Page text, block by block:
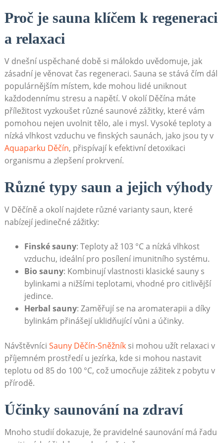
Proč ⁤je​ sauna klíčem k regeneraci
a relaxaci
V‌ dnešní⁤ uspěchané době si málokdo​ uvědomuje, jak
zásadní je věnovat čas‍ regeneraci. ​Sauna se stává ⁢čím dál
‌populárnějším místem, kde mohou lidé uniknout
každodennímu stresu a napětí.‍ V okolí Děčína ‍máte
příležitost vyzkoušet různé saunové zážitky,‌ které vám
pomohou nejen uvolnit tělo, ale i mysl. Vysoké teploty a
‌nízká‍ vlhkost vzduchu ve finských saunách, jako jsou ‍ty v
Aquaparku⁤ Děčín, přispívají k ⁤efektivní‌ detoxikaci
organismu a zlepšení⁣ prokrvení.
Různé typy ​saun a jejich výhody
V Děčíně a okolí najdete různé ⁣varianty ​saun, které
nabízejí jedinečné zážitky:
Finské sauny:‍ Teploty‍ až 103 °C a nízká‌ vlhkost
⁣vzduchu,‍ ideální pro posílení imunitního systému.
Bio ‌sauny:‌ Kombinují vlastnosti klasické sauny​ s
bylinkami a nižšími ‍teplotami, ⁣vhodné pro citlivější
jedince.
Herbal⁢ sauny: Zaměřují se na⁢ aromaterapii​ a díky
bylinkám⁣ přinášejí uklidňující vůni a účinky.
Návštěvníci Sauny Děčín-Sněžníksi mohou užít relaxaci‌ v
příjemném‌ prostředí u jezírka, kde si mohou ⁤nastavit
teplotu od​ 85⁣ do 100 °C, což umocňuje zážitek‌ z pobytu v
přírodě.
Účinky saunování ‌na zdraví
Mnoho studií dokazuje,​ že⁤ pravidelné saunování má řadu